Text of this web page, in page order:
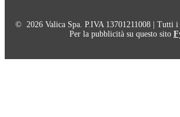
© 2026 Valica Spa. P.IVA 13701211008 | Tutti
Per la pubblicità su questo sito